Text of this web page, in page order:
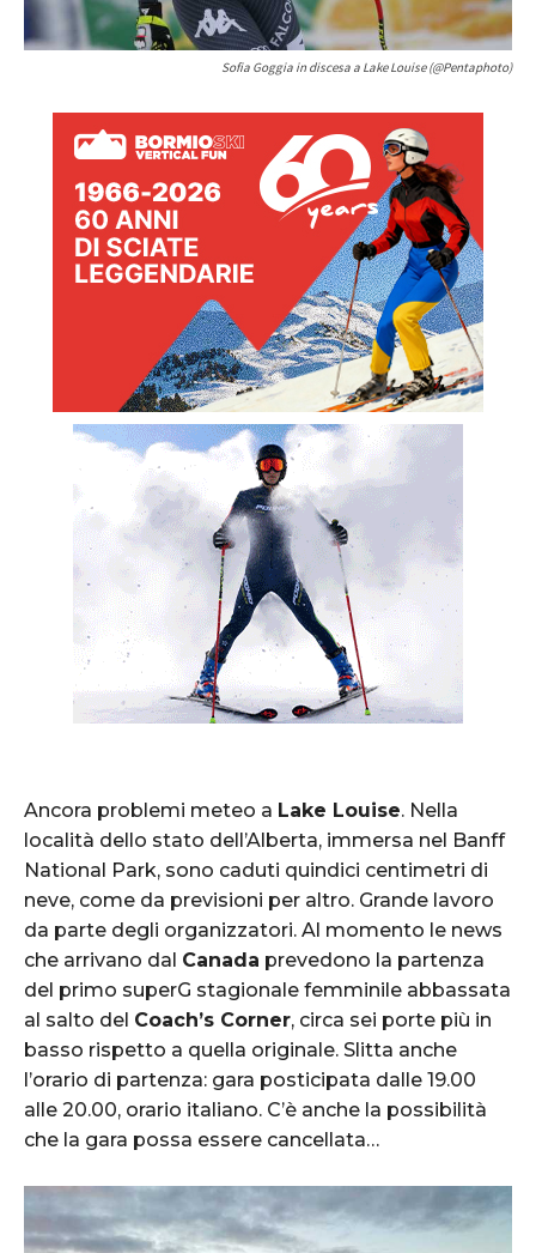
Sofia Goggia in discesa a Lake Louise (@Pentaphoto)
Ancora problemi meteo a Lake Louise. Nella
località dello stato dell’Alberta, immersa nel Banff
National Park, sono caduti quindici centimetri di
neve, come da previsioni per altro. Grande lavoro
da parte degli organizzatori. Al momento le news
che arrivano dal Canada prevedono la partenza
del primo superG stagionale femminile abbassata
al salto del Coach’s Corner, circa sei porte più in
basso rispetto a quella originale. Slitta anche
l’orario di partenza: gara posticipata dalle 19.00
alle 20.00, orario italiano. C’è anche la possibilità
che la gara possa essere cancellata…